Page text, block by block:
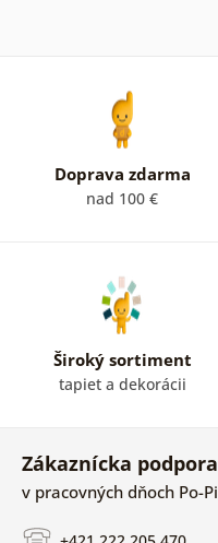
Doprava zdarma
nad 100 €
Široký sortiment
tapiet a dekorácii
Zákaznícka podpora
v pracovných dňoch Po-